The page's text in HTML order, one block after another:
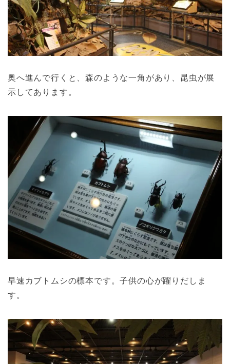
奥へ進んで行くと、森のような一角があり、昆虫が展
示してあります。
早速カブトムシの標本です。子供の心が躍りだしま
す。